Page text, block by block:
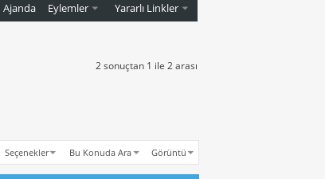
Ajanda Eylemler Yararlı Linkler
2 sonuçtan 1 ile 2 arası
Seçenekler Bu Konuda Ara Görüntü